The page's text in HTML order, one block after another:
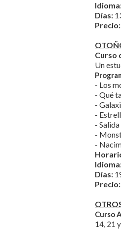
Días:
Precio:
Curso
Un
- Los
- Qué
-
-
-
-
-
Días:
Precio:
Curso
14, 21